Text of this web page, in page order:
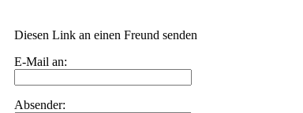
Diesen Link an einen Freund senden
E-Mail an:
Absender: